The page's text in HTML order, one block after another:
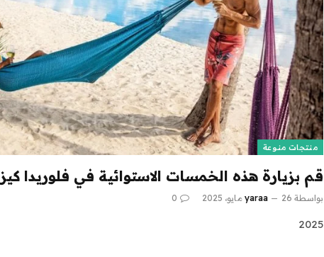
منتجات منوعة
قم بزيارة هذه الخمسات الاستوائية في فلوريدا كيز
بواسطة yaraa 26 مايو، 2025 0
2025